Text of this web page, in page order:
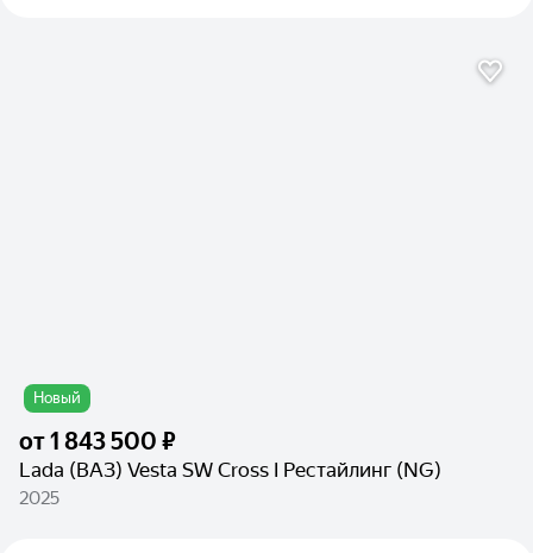
Новый
от1 843 500 ₽
Lada (ВАЗ) Vesta SW Cross I Рестайлинг (NG)
2025